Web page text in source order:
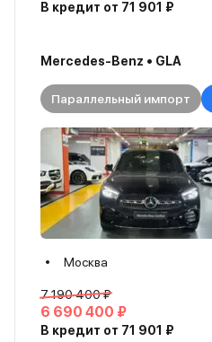
В кредит от 71 901 ₽
Mercedes-Benz • GLA
Параллельный импорт
Москва
7 190 400 ₽
6 690 400 ₽
В кредит от 71 901 ₽